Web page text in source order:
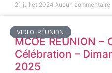
21 juillet 2024 Aucun commentaire
VIDEO-RÉUNION
MCOE REUNION –
Célébration –
2025